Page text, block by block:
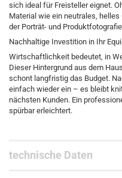
sich ideal für Freisteller eignet.
Material wie ein neutrales,
der Porträt- und
Nachhaltige Investition in Ihr
Wirtschaftlichkeit bedeutet, in
Dieser Hintergrund aus dem
schont langfristig das Budget.
einfach wieder ein – es bleibt
nächsten Kunden. Ein
spürbar erleichtert.
technische Daten